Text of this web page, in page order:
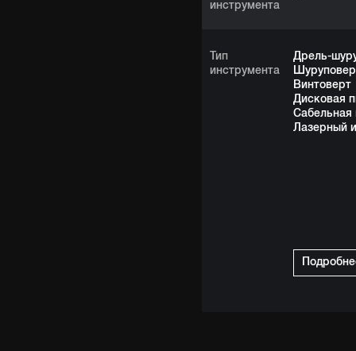
инструмента
Тип
инструмента
Дрель-
Винтоверт
Дисковая
Сабельная
Лазерный